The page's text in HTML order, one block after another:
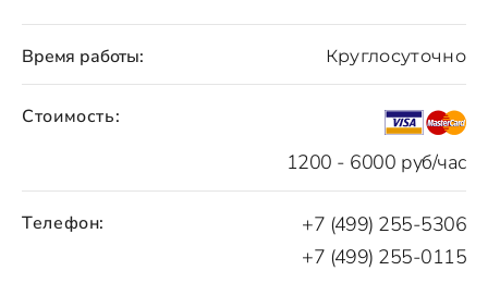
Стоимость:
1200 - 6000 руб/час
Время работы: Круглосуточно
Телефон:
+7 (499) 255-5306
+7 (499) 255-0115